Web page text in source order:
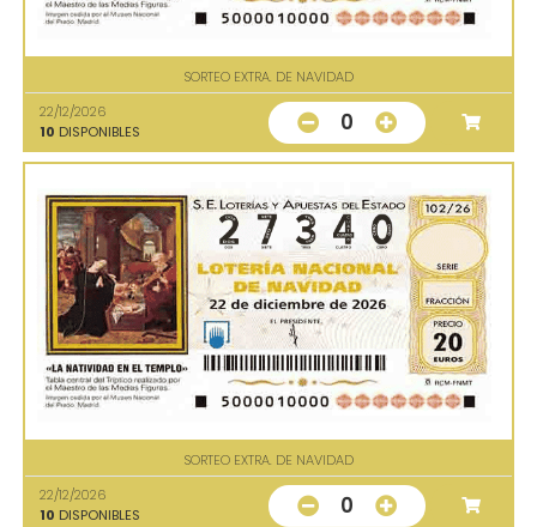
SORTEO EXTRA. DE NAVIDAD
22/12/2026
10 DISPONIBLES 0
SORTEO EXTRA. DE NAVIDAD
22/12/2026
10 DISPONIBLES 0